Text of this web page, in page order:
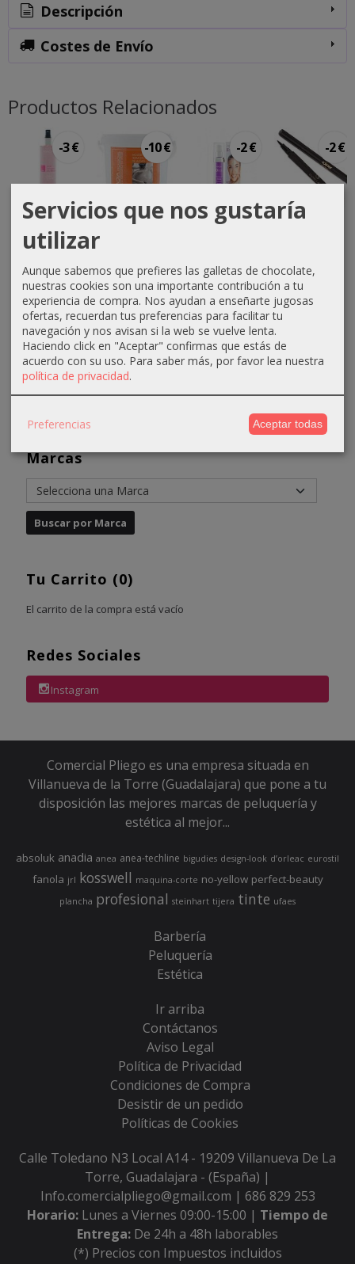
Marcas
Tu Carrito (0)
El carrito de la compra está vacío
Redes Sociales
Instagram
Descripción
Costes de Envío
Productos Relacionados
-3 €
Loción
tónica
delicados
250ml...
7,33 €
10,33 €
-10 €
Mousse
termosctiva
de...
51,55 €
61,55 €
-2 €
“Olinda”
30ml
Anadia
14,53 €
16,53 €
-2 €
Eyeliner
D’ORLEAC
4,50 €
Comercial Pliego es una empresa situada en
Villanueva de la Torre (Guadalajara) que pone a tu
disposición las mejores marcas de peluquería y
estética al mejor...
absoluk anadia anea anea-techline bigudies design-look d’orleac eurostil
fanola jrl kosswell maquina-corte no-yellow perfect-beauty
plancha profesional steinhart tijera tinte ufaes
Barbería
Peluquería
Estética
Ir arriba
Contáctanos
Aviso Legal
Política de Privacidad
Condiciones de Compra
Desistir de un pedido
Políticas de Cookies
Calle Toledano N3 Local A14 - 19209 Villanueva De La
Torre, Guadalajara - (España) |
Info.comercialpliego@gmail.com | 686 829 253
Horario: Lunes a Viernes 09:00-15:00 | Tiempo de
Entrega: De 24h a 48h laborables
(*) Precios con Impuestos incluidos
Servicios que nos gustaría
utilizar
Aunque sabemos que prefieres las galletas de chocolate,
nuestras cookies son una importante contribución a tu
experiencia de compra. Nos ayudan a enseñarte jugosas
ofertas, recuerdan tus preferencias para facilitar tu
navegación y nos avisan si la web se vuelve lenta.
Haciendo click en "Aceptar" confirmas que estás de
acuerdo con su uso. Para saber más, por favor lea nuestra
política de privacidad.
Preferencias Aceptar todas